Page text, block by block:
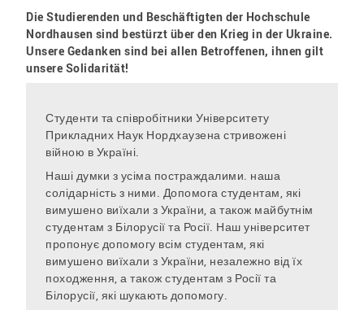
Die Studierenden und Beschäftigten der Hochschule
Nordhausen sind bestürzt über den Krieg in der Ukraine.
Unsere Gedanken sind bei allen Betroffenen, ihnen gilt
unsere Solidarität!
Студенти та співробітники Університету
Прикладних Наук Нордхаузена стривожені
війною в Україні.
Наші думки з усіма постраждалими. наша
солідарність з ними. Допомога студентам, які
вимушено виїхали з України, а також майбутнім
студентам з Білорусії та Росії. Наш університет
пропонує допомогу всім студентам, які
вимушено виїхали з України, незалежно від їх
походження, а також студентам з Росії та
Білорусії, які шукають допомогу.